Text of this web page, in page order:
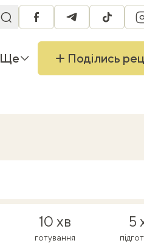
facebooktelegramtiktok
Ще Поділись
10 хв
готування
5